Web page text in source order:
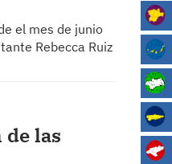
el mes de junio
Rebecca Ruiz
de las